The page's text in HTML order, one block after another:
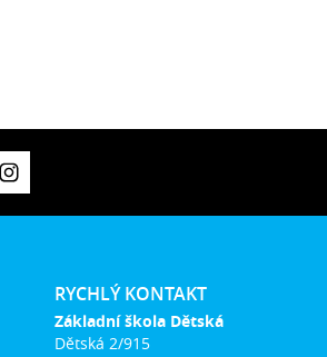
RYCHLÝ KONTAKT
Základní škola Dětská
Dětská 2/915